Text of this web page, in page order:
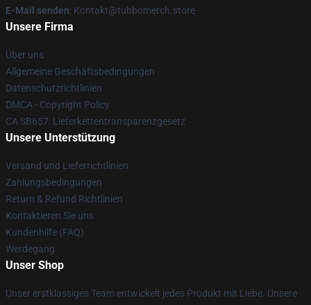
E-Mail senden: Kontakt@tubbomerch.store
Unsere Firma
Über uns
Allgemeine Geschäftsbedingungen
Datenschutzrichtlinien
DMCA - Copyright Policy
CA SB657: Lieferkettentransparenzgesetz
Unsere Unterstützung
Versand und Lieferrichtlinien
Zahlungsbedingungen
Return & Refund Richtlinien
Kontaktieren Sie uns
Kundenhilfe (FAQ)
Werdegang
Unser Shop
Unser erstklassiges Team entwickelt jedes Produkt mit Liebe. Unsere